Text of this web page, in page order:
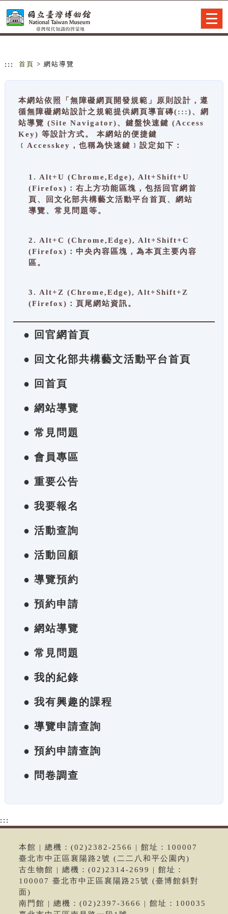
::: 首頁 > 網站導覽
本網站依照「無障礙網頁開發規範」原則設計，遵
循無障礙網站設計之規範提供網頁導盲磚(:::)、網
站導覽 (Site Navigator)、鍵盤快速鍵 (Access
Key) 等設計方式。 本網站的便捷鍵
﹝Accesskey，也稱為快速鍵﹞設定如下：
1. Alt+U (Chrome,Edge), Alt+Shift+U
(Firefox)：右上方功能區塊，包括回官網首
頁、回文化部共構藝文活動平台首頁、網站
導覽、常見問題等。
2. Alt+C (Chrome,Edge), Alt+Shift+C
(Firefox)：中央內容區塊，為本頁主要內容
區。
3. Alt+Z (Chrome,Edge), Alt+Shift+Z
(Firefox)：頁尾網站資訊。
● 回官網首頁
● 回文化部共構藝文活動平台首頁
● 回首頁
● 網站導覽
● 常見問題
● 會員專區
● 重要公告
● 我要報名
● 活動查詢
● 活動回顧
● 導覽預約
● 預約申請
● 網站導覽
● 常見問題
● 我的紀錄
● 我有興趣的課程
● 導覽申請查詢
● 預約申請查詢
● 問卷調查
:::
本館 | 總機：(02)2382-2566 | 館址：100007
臺北市中正區襄陽路2號 (二二八和平公園內)
古生物館 | 總機：(02)2314-2699 | 館址：
100007 臺北市中正區襄陽路25號 (臺博館斜對
面)
南門館 | 總機：(02)2397-3666 | 館址：100035